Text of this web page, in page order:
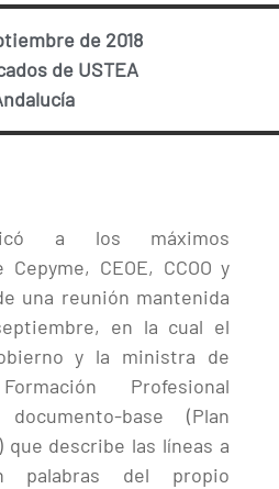
de 2018
de USTEA
a los máximos
CEOE, CCOO y
una reunión mantenida
en la cual el
y la ministra de
Profesional
base (Plan
que describe las líneas a
palabras del propio